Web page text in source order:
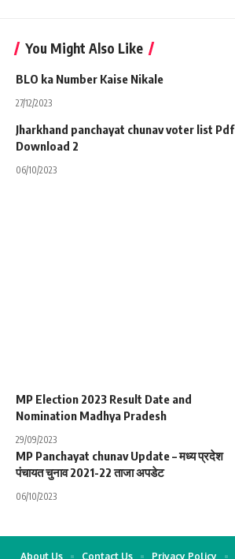
You Might Also Like
BLO ka Number Kaise Nikale
27/12/2023
Jharkhand panchayat chunav voter list Pdf
Download 2
06/10/2023
MP Election 2023 Result Date and
Nomination Madhya Pradesh
29/09/2023
MP Panchayat chunav Update – मध्य प्रदेश
पंचायत चुनाव 2021-22 ताजा अपडेट
06/10/2023
About Us Contact Us Privacy Policy